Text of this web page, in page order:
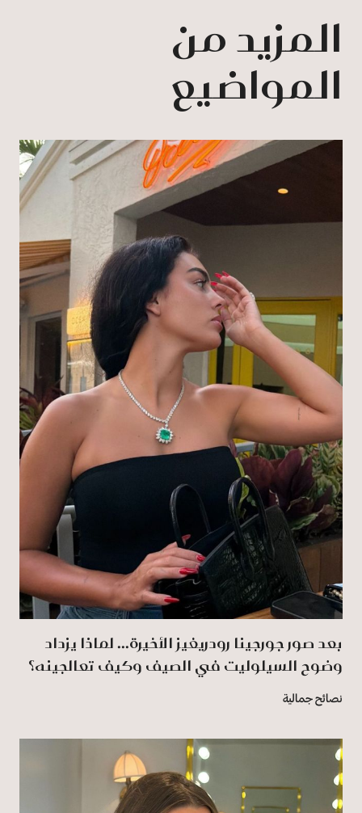
المزيد من
المواضيع
بعد صور جورجينا رودريغيز الأخيرة... لماذا يزداد
وضوح السيلوليت في الصيف وكيف تعالجينه؟
نصائح جمالية